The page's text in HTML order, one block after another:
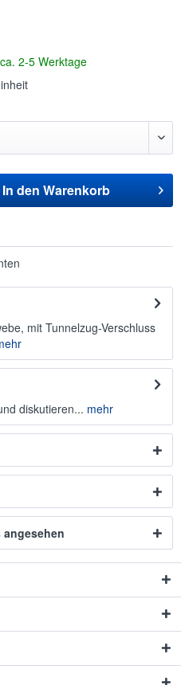
2-5 Werktage
In den Warenkorb
mit Tunnelzug-Verschluss
diskutieren... mehr